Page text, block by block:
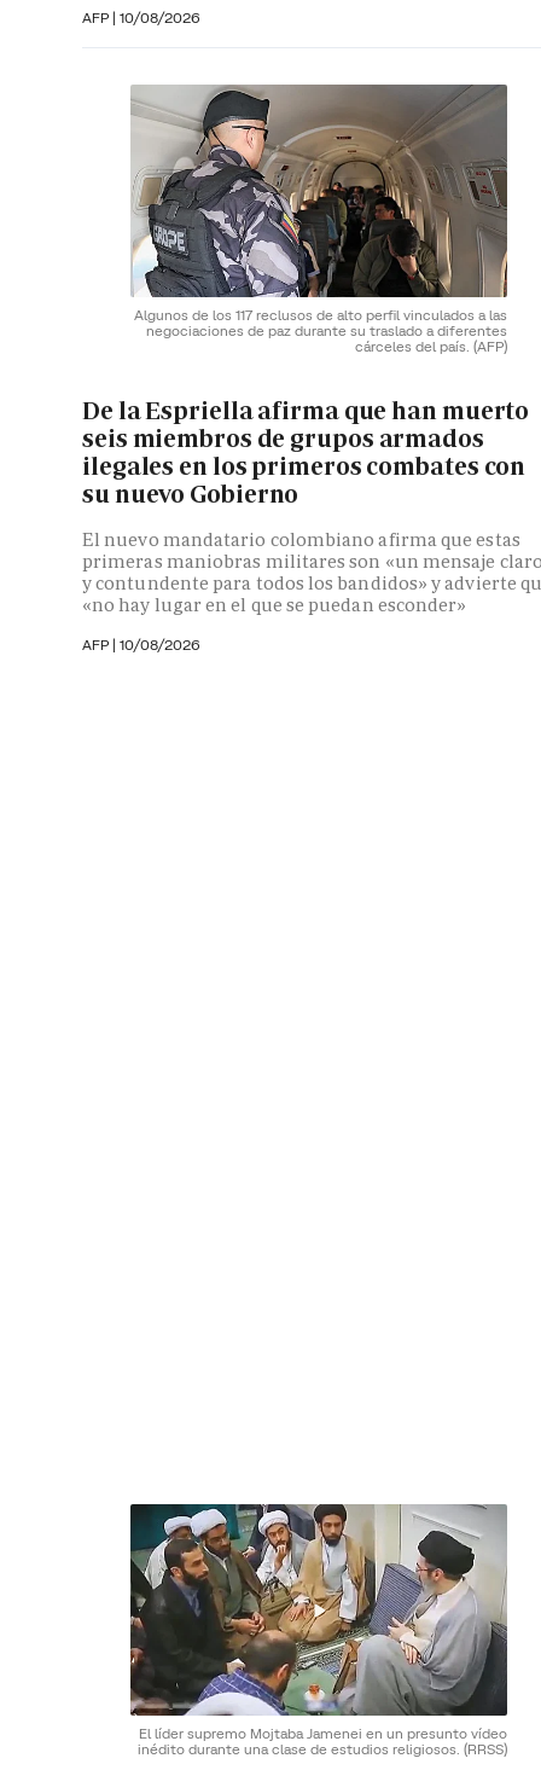
AFP | 10/08/2026
Algunos de los 117 reclusos de alto perfil vinculados a las
negociaciones de paz durante su traslado a diferentes
cárceles del país. (AFP)
De la Espriella afirma que han muerto
seis miembros de grupos armados
ilegales en los primeros combates con
su nuevo Gobierno
El nuevo mandatario colombiano afirma que estas
primeras maniobras militares son «un mensaje
y contundente para todos los bandidos» y advierte
«no hay lugar en el que se puedan esconder»
AFP | 10/08/2026
El líder supremo Mojtaba Jamenei en un presunto vídeo
inédito durante una clase de estudios religiosos. (RRSS)